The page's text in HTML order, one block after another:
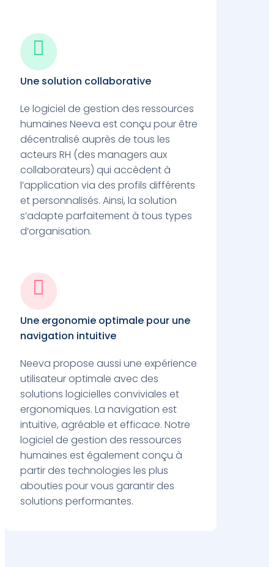

Une solution collaborative
Le logiciel de gestion des ressources
humaines Neeva est conçu pour être
décentralisé auprès de tous les
acteurs RH (des managers aux
collaborateurs) qui accèdent à
l’application via des profils différents
et personnalisés. Ainsi, la solution
s’adapte parfaitement à tous types
d’organisation.

Une ergonomie optimale pour une
navigation intuitive
Neeva propose aussi une expérience
utilisateur optimale avec des
solutions logicielles conviviales et
ergonomiques. La navigation est
intuitive, agréable et efficace. Notre
logiciel de gestion des ressources
humaines est également conçu à
partir des technologies les plus
abouties pour vous garantir des
solutions performantes.